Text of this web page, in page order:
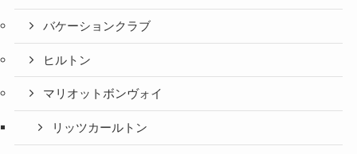
バケーションクラブ
ヒルトン
マリオットボンヴォイ
リッツカールトン